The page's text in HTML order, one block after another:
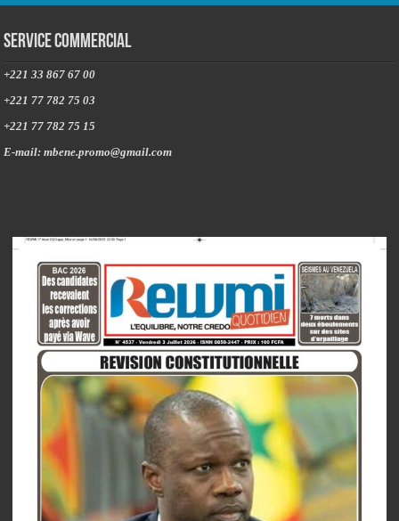
Service commercial
+221 33 867 67 00
+221 77 782 75 03
+221 77 782 75 15
E-mail: mbene.promo@gmail.com